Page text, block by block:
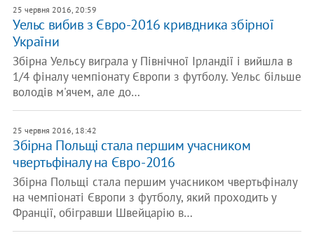
25 червня 2016, 20:59
Уельс вибив з Євро-2016 кривдника збірної
України
Збірна Уельсу виграла у Північної Ірландії і вийшла в
1/4 фіналу чемпіонату Європи з футболу. Уельс більше
володів м'ячем, але до…
25 червня 2016, 18:42
Збірна Польщі стала першим учасником
чвертьфіналу на Євро-2016
Збірна Польщі стала першим учасником чвертьфіналу
на чемпіонаті Європи з футболу, який проходить у
Франції, обігравши Швейцарію в…